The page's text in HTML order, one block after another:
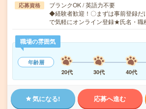
応募資格
ブランクOK / 英語力不要
◆経験者歓迎！〇まずは事前登録だ
で気軽にオンライン登録★氏名・
職場の雰囲気
年齢層
20代
30代 40代
気になる! 応募へ進む